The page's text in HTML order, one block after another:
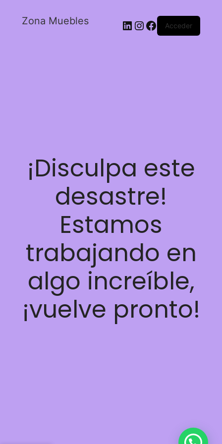
Zona Muebles Acceder
¡Disculpa este
desastre!
Estamos
trabajando en
algo increíble,
¡vuelve pronto!